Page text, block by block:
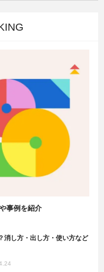
事例を紹介
し方・出し方・使い方など